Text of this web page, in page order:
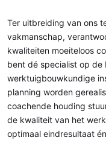
Ter uitbreiding van ons
vakmanschap,
kwaliteiten moeiteloos
bent dé specialist op
werktuigbouwkundige
planning worden
coachende houding
de kwaliteit van het
optimaal eindresultaat